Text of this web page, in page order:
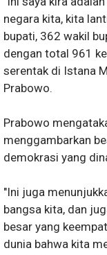
negara kita, kita
bupati, 362 wakil
dengan total 961
serentak di Istana
Prabowo.
Prabowo
menggambarkan
demokrasi yang
"Ini juga
bangsa kita, dan
besar yang
dunia bahwa kita